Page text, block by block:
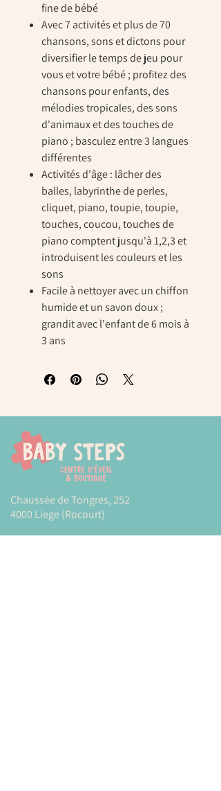
fine de bébé
Avec 7 activités et plus de 70
chansons, sons et dictons pour
diversifier le temps de jeu pour
vous et votre bébé ; profitez des
chansons pour enfants, des
mélodies tropicales, des sons
d'animaux et des touches de
piano ; basculez entre 3 langues
différentes
Activités d'âge : lâcher des
balles, labyrinthe de perles,
cliquet, piano, toupie, toupie,
touches, coucou, touches de
piano comptent jusqu'à 1,2,3 et
introduisent les couleurs et les
sons
Facile à nettoyer avec un chiffon
humide et un savon doux ;
grandit avec l'enfant de 6 mois à
3 ans
Chaussée de Tongres, 252
4000 Liege (Rocourt)